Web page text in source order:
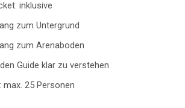
inklusive
zum Untergrund
zum Arenaboden
Guide klar zu verstehen
max. 25 Personen